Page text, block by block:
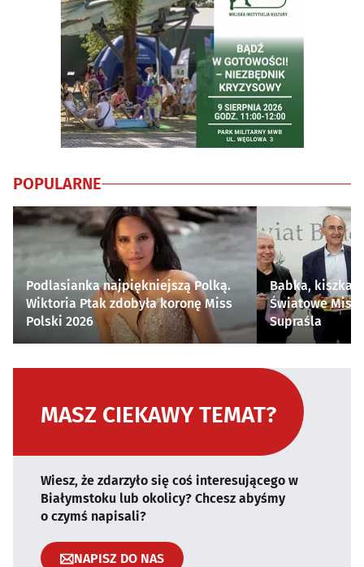
POPULARNE
Podlasianka najpiękniejszą Polką.
Wiktoria Ptak zdobyła koronę Miss
Polski 2026
Babka, kiszka i
Światowe
Supraśla
MASZ CIEKAWY TEMAT?
Wiesz, że zdarzyło się coś interesującego w
Białymstoku lub okolicy? Chcesz abyśmy
o czymś napisali?
NAPISZ DO NAS